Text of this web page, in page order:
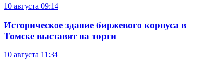
10 августа 09:14
Историческое здание биржевого корпуса в
Томске выставят на торги
10 августа 11:34